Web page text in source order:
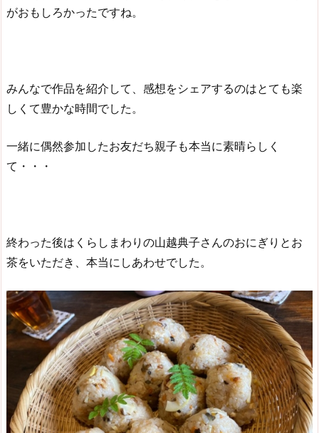
がおもしろかったですね。
みんなで作品を紹介して、感想をシェアするのはとても楽
しくて豊かな時間でした。
一緒に偶然参加したお友だち親子も本当に素晴らしく
て・・・
終わった後はくらしまわりの山越典子さんのおにぎりとお
茶をいただき、本当にしあわせでした。